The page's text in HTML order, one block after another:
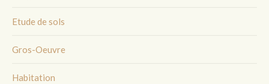
Etude de sols
Gros-Oeuvre
Habitation